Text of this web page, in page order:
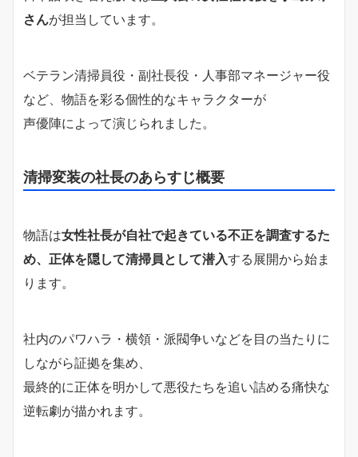
さんが担当しています。
ベテラン清掃員役・副社長役・人事部マネージャー役
など、物語を彩る個性的なキャラクターが
声優陣によって演じられました。
清掃変装の社長のあらすじ概要
物語は女性社長が自社で起きている不正を調査するた
め、正体を隠して清掃員として潜入する展開から始ま
ります。
社内のパワハラ・横領・派閥争いなどを目の当たりに
しながら証拠を集め、
最終的に正体を明かして悪役たちを追い詰める痛快な
逆転劇が描かれます。